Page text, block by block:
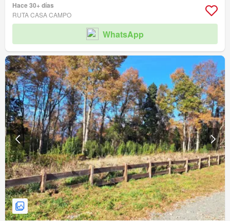
Hace 30+ días
RUTA CASA CAMPO
WhatsApp